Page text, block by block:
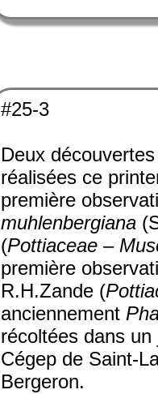
#25-3
Deux
réalisées ce
première
muhlenbergiana
(Pottiaceae –
première
R.H.Zande (
anciennement
récoltées dans
Cégep de Saint-
Bergeron.